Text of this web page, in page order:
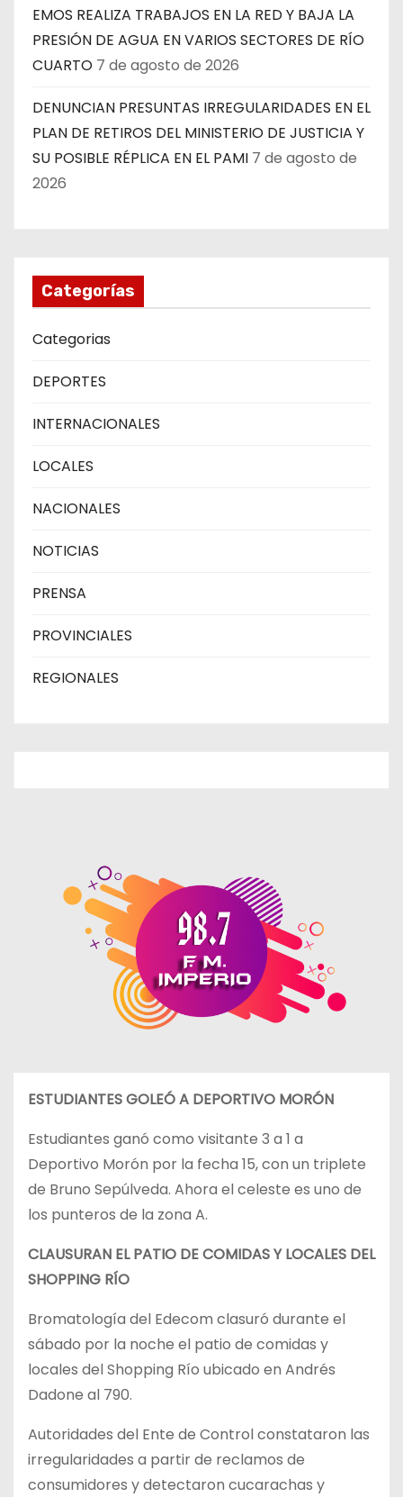
EMOS REALIZA TRABAJOS EN LA RED Y BAJA LA
PRESIÓN DE AGUA EN VARIOS SECTORES DE RÍO
CUARTO 7 de agosto de 2026
DENUNCIAN PRESUNTAS IRREGULARIDADES EN EL
PLAN DE RETIROS DEL MINISTERIO DE JUSTICIA Y
SU POSIBLE RÉPLICA EN EL PAMI 7 de agosto de
2026
Categorías
Categorias
DEPORTES
INTERNACIONALES
LOCALES
NACIONALES
NOTICIAS
PRENSA
PROVINCIALES
REGIONALES
ESTUDIANTES GOLEÓ A DEPORTIVO MORÓN
Estudiantes ganó como visitante 3 a 1 a
Deportivo Morón por la fecha 15, con un triplete
de Bruno Sepúlveda. Ahora el celeste es uno de
los punteros de la zona A.
CLAUSURAN EL PATIO DE COMIDAS Y LOCALES DEL
SHOPPING RÍO
Bromatología del Edecom clasuró durante el
sábado por la noche el patio de comidas y
locales del Shopping Río ubicado en Andrés
Dadone al 790.
Autoridades del Ente de Control constataron las
irregularidades a partir de reclamos de
consumidores y detectaron cucarachas y